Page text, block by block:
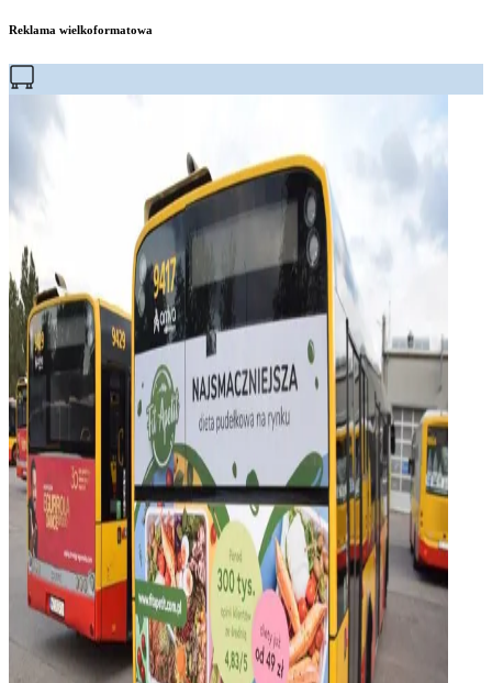
Reklama wielkoformatowa